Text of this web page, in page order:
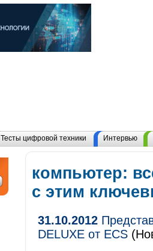
Тесты цифровой техники Интервью
компьютер:
с этим
31.10.2012
DELUXE от ECS